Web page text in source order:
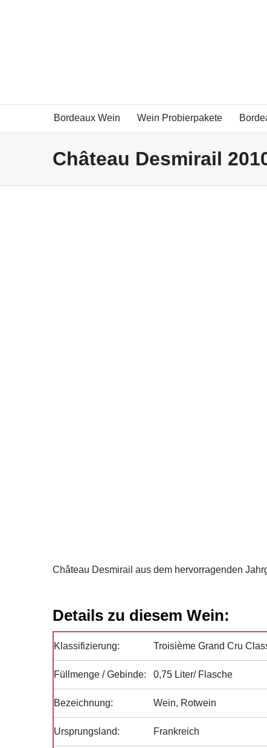
Bordeaux Wein Wein Probierpakete
Château Desmirail
Château Desmirail aus dem hervorragenden
Details zu diesem Wein:
Klassifizierung: Troisième Grand Cru
Füllmenge / Gebinde: 0,75 Liter/ Flasche
Bezeichnung: Wein, Rotwein
Ursprungsland: Frankreich